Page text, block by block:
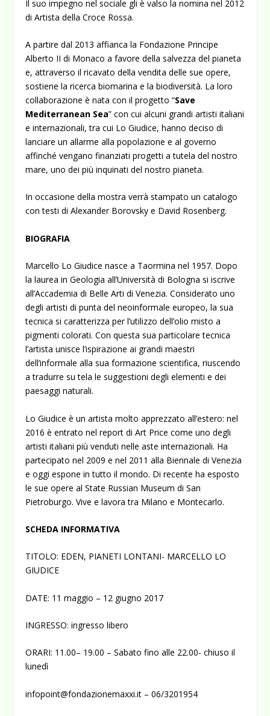
Il suo impegno nel sociale gli è valso la nomina nel 2012
di Artista della Croce Rossa.
A partire dal 2013 affianca la Fondazione Principe
Alberto II di Monaco a favore della salvezza del pianeta
e, attraverso il ricavato della vendita delle sue opere,
sostiene la ricerca biomarina e la biodiversità. La loro
collaborazione è nata con il progetto “Save
Mediterranean Sea” con cui alcuni grandi artisti italiani
e internazionali, tra cui Lo Giudice, hanno deciso di
lanciare un allarme alla popolazione e al governo
affinché vengano finanziati progetti a tutela del nostro
mare, uno dei più inquinati del nostro pianeta.
In occasione della mostra verrà stampato un catalogo
con testi di Alexander Borovsky e David Rosenberg.
BIOGRAFIA
Marcello Lo Giudice nasce a Taormina nel 1957. Dopo
la laurea in Geologia all’Università di Bologna si iscrive
all’Accademia di Belle Arti di Venezia. Considerato uno
degli artisti di punta del neoinformale europeo, la sua
tecnica si caratterizza per l’utilizzo dell’olio misto a
pigmenti colorati. Con questa sua particolare tecnica
l’artista unisce l’ispirazione ai grandi maestri
dell’informale alla sua formazione scientifica, riuscendo
a tradurre su tela le suggestioni degli elementi e dei
paesaggi naturali.
Lo Giudice è un artista molto apprezzato all’estero: nel
2016 è entrato nel report di Art Price come uno degli
artisti italiani più venduti nelle aste internazionali. Ha
partecipato nel 2009 e nel 2011 alla Biennale di Venezia
e oggi espone in tutto il mondo. Di recente ha esposto
le sue opere al State Russian Museum di San
Pietroburgo. Vive e lavora tra Milano e Montecarlo.
SCHEDA INFORMATIVA
TITOLO: EDEN, PIANETI LONTANI- MARCELLO LO
GIUDICE
DATE: 11 maggio – 12 giugno 2017
INGRESSO: ingresso libero
ORARI: 11.00– 19.00 – Sabato fino alle 22.00- chiuso il
lunedì
infopoint@fondazionemaxxi.it – 06/3201954